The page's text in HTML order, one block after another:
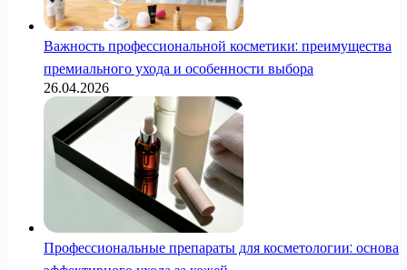
Важность профессиональной косметики: преимущества
премиального ухода и особенности выбора
26.04.2026
Профессиональные препараты для косметологии: основа